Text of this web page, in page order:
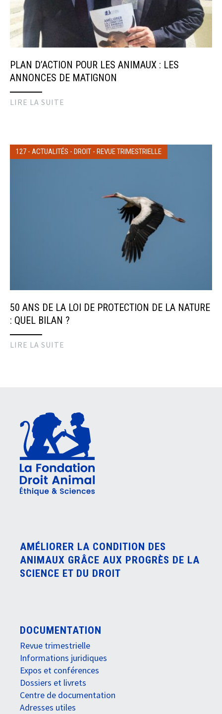
PLAN D’ACTION POUR LES ANIMAUX : LES
ANNONCES DE MATIGNON
LIRE LA SUITE
127 - ACTUALITÉS - DROIT - REVUE TRIMESTRIELLE
50 ANS DE LA LOI DE PROTECTION DE LA NATURE
: QUEL BILAN ?
LIRE LA SUITE
AMÉLIORER LA CONDITION DES
ANIMAUX GRÂCE AUX PROGRÈS DE LA
SCIENCE ET DU DROIT
DOCUMENTATION
Revue trimestrielle
Informations juridiques
Expos et conférences
Dossiers et livrets
Centre de documentation
Adresses utiles